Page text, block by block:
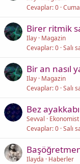
Cevaplar 0
Birer ritmik
Ilay Magazin
Cevaplar 0 Salı
Bir an nasıl
Ilay Magazin
Cevaplar 0 Salı
Bez
Sevval
Ekonomist
Cevaplar 0 Salı
Ilayda
Haberler